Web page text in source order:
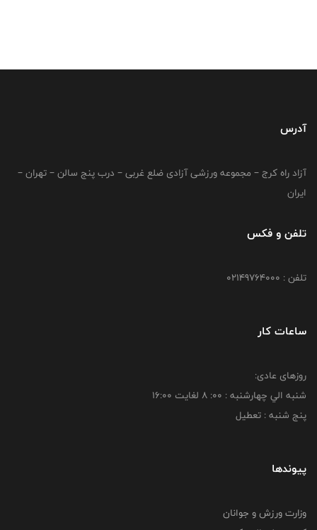
آدرس
آزاد راه کرج – مجموعه ورزشی آزادی ضلع غربی – درب پنج سالن – تهران –
ایران
تلفن و فکس
تلفن : 02149764000
ساعات کار
روزهای عادی:
شنبه الي چهارشنبه : 00: 8 لغايت 16:00
پنج شنبه : تعطیل
پیوندها
وزارت ورزش و جوانان